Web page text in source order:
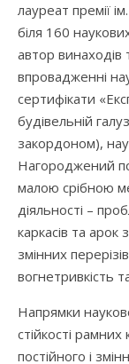
лауреат премії
біля 160
автор винаходів
впровадженні
сертифікати
будівельній
закордоном),
Нагороджений
малою срібною
діяльності –
каркасів та арок
змінних
вогнетривкість
Напрямки
стійкості рамних
постійного і